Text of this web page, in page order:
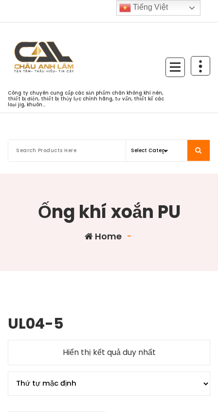
Công ty chuyên cung cấp các sản phẩm chân không khí nén,
thiết bị điện, thiết bị thủy lực chính hãng, tư vấn, thiết kế các
loại jig, khuôn...
Ống khí xoắn PU
Home -
UL04-5
Hiển thị kết quả duy nhất
Tiếng Việt